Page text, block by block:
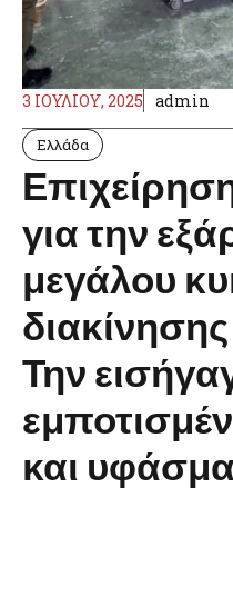
3 ΙΟΥΛΊΟΥ, 2025 admin
Ελλάδα
για την
μεγάλου
Την
και